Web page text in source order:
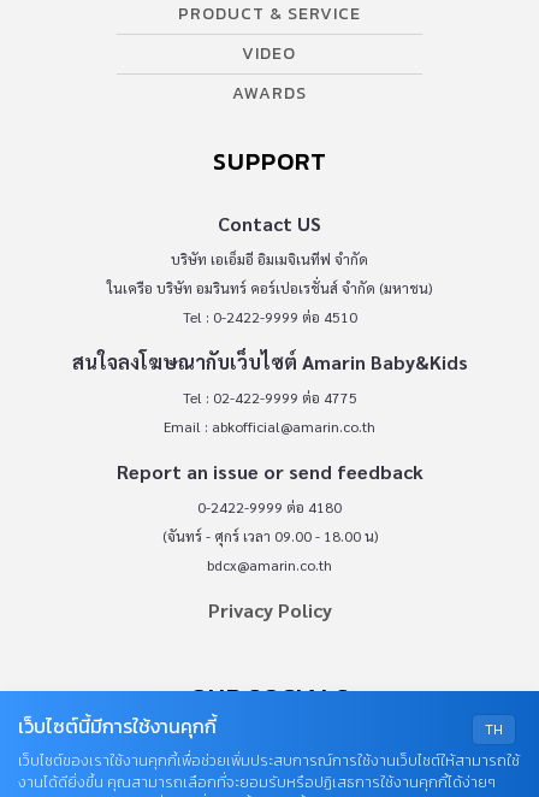
PRODUCT & SERVICE
VIDEO
AWARDS
SUPPORT
Contact US
บริษัท เอเอ็มอี อิมเมจิเนทีฟ จำกัด
ในเครือ บริษัท อมรินทร์ คอร์เปอเรชั่นส์ จำกัด (มหาชน)
Tel : 0-2422-9999 ต่อ 4510
สนใจลงโฆษณากับเว็บไซต์ Amarin Baby&Kids
Tel : 02-422-9999 ต่อ 4775
Email : abkofficial@amarin.co.th
Report an issue or send feedback
0-2422-9999 ต่อ 4180
(จันทร์ - ศุกร์ เวลา 09.00 - 18.00 น)
bdcx@amarin.co.th
Privacy Policy
OUR SOCIALS
TH
เว็บไซต์นี้มีการใช้งานคุกกี้
เว็บไซต์ของเราใช้งานคุกกี้เพื่อช่วยเพิ่มประสบการณ์การใช้งานเว็บไซต์ให้สามารถใช้
งานได้ดียิ่งขึ้น คุณสามารถเลือกที่จะยอมรับหรือปฏิเสธการใช้งานคุกกี้ได้ง่ายๆ